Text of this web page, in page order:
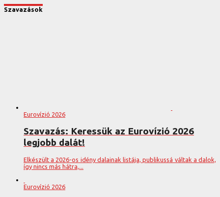
Szavazások
Eurovízió 2026
Szavazás: Keressük az Eurovízió 2026
legjobb dalát!
Elkészült a 2026-os idény dalainak listája, publikussá váltak a dalok,
így nincs más hátra,...
Eurovízió 2026